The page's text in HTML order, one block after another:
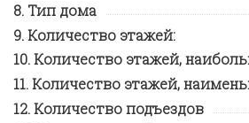
Тип дома
Количество этажей:
Количество этажей,
Количество этажей,
Количество подъездов